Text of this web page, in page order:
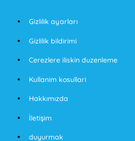
Gizlilik ayarları
Gizlilik bildirimi
Cerezlere iliskin duzenleme
Kullanim kosullari
Hakkımızda
İletişim
duyurmak